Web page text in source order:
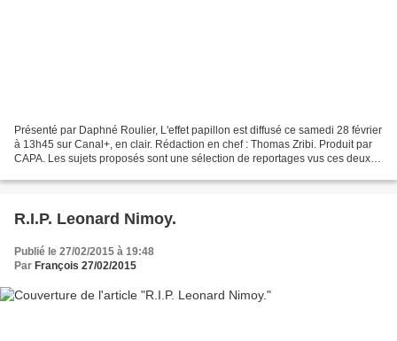
Présenté par Daphné Roulier, L'effet papillon est diffusé ce samedi 28 février
à 13h45 sur Canal+, en clair. Rédaction en chef : Thomas Zribi. Produit par
CAPA. Les sujets proposés sont une sélection de reportages vus ces deux
R.I.P. Leonard Nimoy.
Publié le 27/02/2015 à 19:48
Par François 27/02/2015